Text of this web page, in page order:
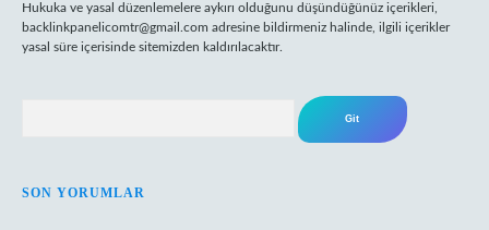
Hukuka ve yasal düzenlemelere aykırı olduğunu düşündüğünüz içerikleri,
backlinkpanelicomtr@gmail.com adresine bildirmeniz halinde, ilgili içerikler
yasal süre içerisinde sitemizden kaldırılacaktır.
SON YORUMLAR